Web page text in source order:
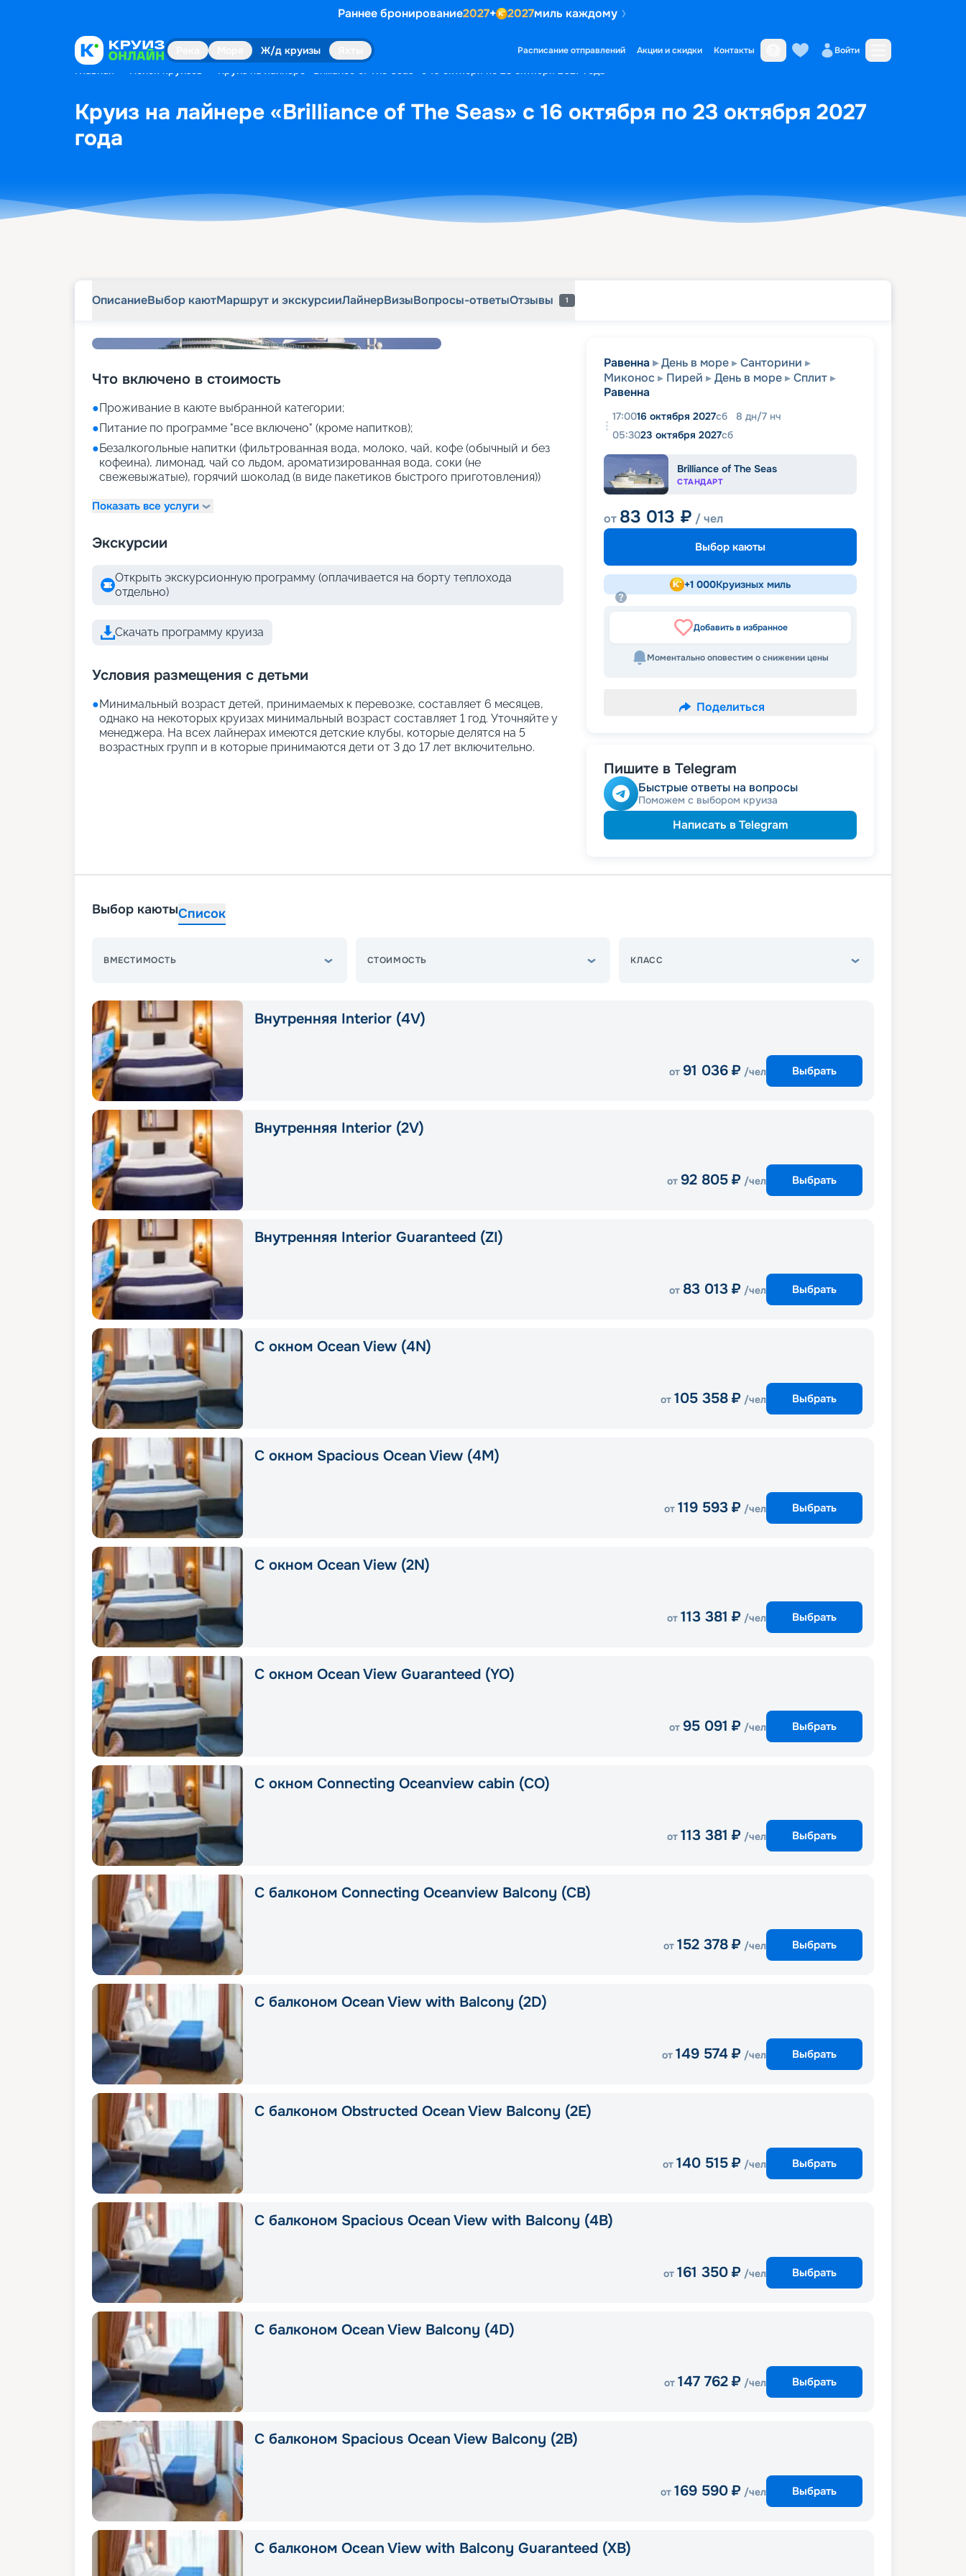
Раннее бронирование2027+ 2027миль каждому
Ж/д круизы Расписание отправлений Акции и скидки Контакты Войти
Главная Поиск круизов Круиз на лайнере «Brilliance of The Seas» с 16 октября по 23 октября 2027 года
Круиз на лайнере «Brilliance of The Seas» с 16 октября по 23 октября 2027
года
ОписаниеВыбор каютМаршрут и экскурсииЛайнерВизыВопросы-ответыОтзывы 1
Что включено в стоимость
●Проживание в каюте выбранной категории;
●Питание по программе "все включено" (кроме напитков);
●Безалкогольные напитки (фильтрованная вода, молоко, чай, кофе (обычный и без
кофеина), лимонад, чай со льдом, ароматизированная вода, соки (не
свежевыжатые), горячий шоколад (в виде пакетиков быстрого приготовления))
Показать все услуги
Экскурсии
Открыть экскурсионную программу (оплачивается на борту теплохода
отдельно)
Скачать программу круиза
Условия размещения с детьми
●Минимальный возраст детей, принимаемых к перевозке, составляет 6 месяцев,
однако на некоторых круизах минимальный возраст составляет 1 год. Уточняйте у
менеджера. На всех лайнерах имеются детские клубы, которые делятся на 5
возрастных групп и в которые принимаются дети от 3 до 17 лет включительно.
Равенна День в море
Санторини
Миконос
Пирей День в море
Сплит
Равенна
17:0016 октября 2027сб 8 дн/7 нч
05:3023 октября 2027сб
Brilliance of The Seas
СТАНДАРТ
от 83 013 ₽ / чел
Выбор каюты
+1 000Круизных миль
Добавить в избранное
Моментально оповестим о снижении цены
Поделиться
Пишите в Telegram
Быстрые ответы на вопросы
Поможем с выбором круиза
Написать в Telegram
Выбор каютыСписок
ВМЕСТИМОСТЬ СТОИМОСТЬ КЛАСС
Внутренняя Interior (4V)
от 91 036 ₽ /чел Выбрать
Внутренняя Interior (2V)
от 92 805 ₽ /чел Выбрать
Внутренняя Interior Guaranteed (ZI)
от 83 013 ₽ /чел Выбрать
С окном Ocean View (4N)
от 105 358 ₽ /чел Выбрать
С окном Spacious Ocean View (4M)
от 119 593 ₽ /чел Выбрать
С окном Ocean View (2N)
от 113 381 ₽ /чел Выбрать
С окном Ocean View Guaranteed (YO)
от 95 091 ₽ /чел Выбрать
С окном Connecting Oceanview cabin (CO)
от 113 381 ₽ /чел Выбрать
С балконом Connecting Oceanview Balcony (CB)
от 152 378 ₽ /чел Выбрать
С балконом Ocean View with Balcony (2D)
от 149 574 ₽ /чел Выбрать
С балконом Obstructed Ocean View Balcony (2E)
от 140 515 ₽ /чел Выбрать
С балконом Spacious Ocean View with Balcony (4B)
от 161 350 ₽ /чел Выбрать
С балконом Ocean View Balcony (4D)
от 147 762 ₽ /чел Выбрать
С балконом Spacious Ocean View Balcony (2B)
от 169 590 ₽ /чел Выбрать
С балконом Ocean View with Balcony Guaranteed (XB)